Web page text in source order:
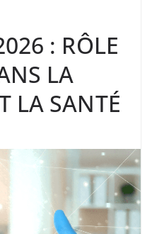
: RÔLE
LA
LA SANTÉ